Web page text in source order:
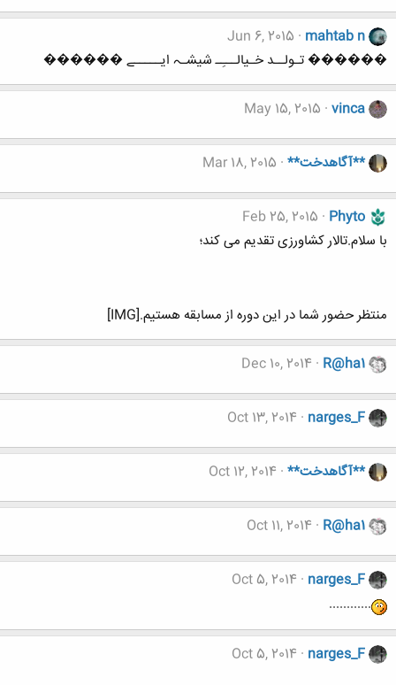
mahtab n
Jun 6, 2015
������ تـولــد خـیالـــِـ شیشـہ ایـــــے ������
vinca
May 15, 2015
**آگاهدخت** Mar 18, 2015
Phyto
Feb 25, 2015
با سلام.تالار کشاورزی تقدیم می کند؛
منتظر حضور شما در این دوره از مسابقه هستیم.[IMG]
R@ha1
Dec 10, 2014
narges_F
Oct 13, 2014
**آگاهدخت** Oct 12, 2014
R@ha1
Oct 11, 2014
narges_F
Oct 5, 2014
............
narges_F
Oct 5, 2014